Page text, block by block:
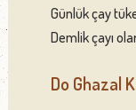
Günlük çay
Demlik çayı
Do Ghazal